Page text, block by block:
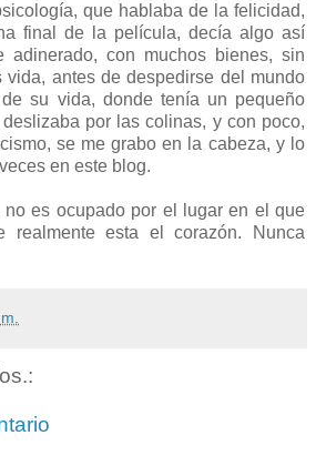
que hablaba de la felicidad,
final de la película, decía algo así
adinerado, con muchos bienes, sin
vida, antes de despedirse del mundo
su vida, donde tenía un pequeño
por las colinas, y con poco,
se me grabo en la cabeza, y lo
en este blog.
no es ocupado por el lugar en el que
realmente esta el corazón. Nunca